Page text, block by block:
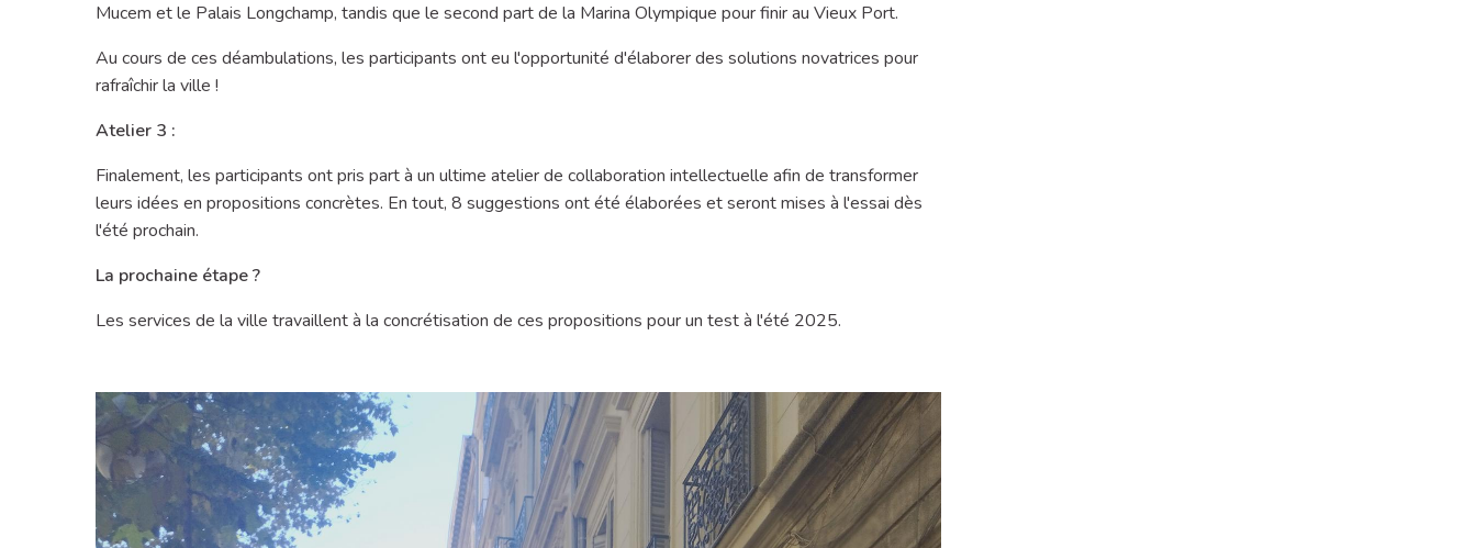
Mucem et le Palais Longchamp, tandis que le second part de la Marina Olympique pour finir au Vieux Port.
Au cours de ces déambulations, les participants ont eu l'opportunité d'élaborer des solutions novatrices pour
rafraîchir la ville !
Atelier 3 :
Finalement, les participants ont pris part à un ultime atelier de collaboration intellectuelle afin de transformer
leurs idées en propositions concrètes. En tout, 8 suggestions ont été élaborées et seront mises à l'essai dès
l'été prochain.
La prochaine étape ?
Les services de la ville travaillent à la concrétisation de ces propositions pour un test à l'été 2025.